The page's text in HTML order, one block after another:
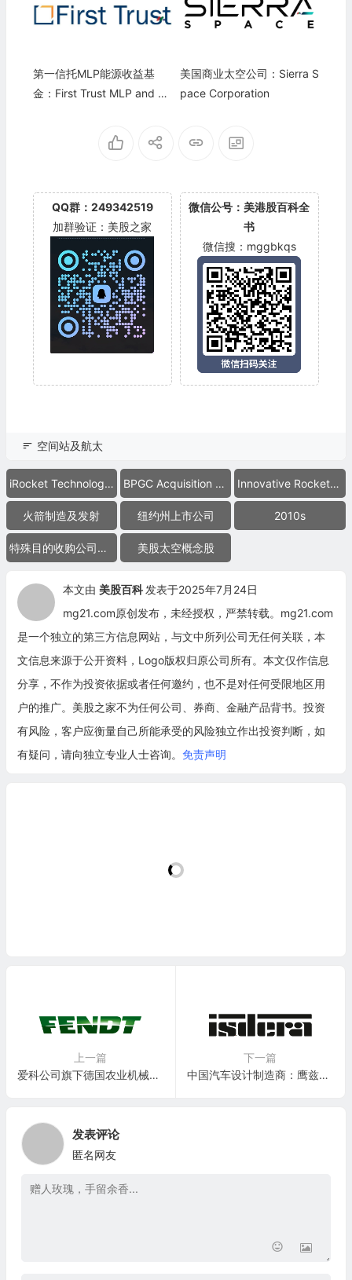
第一信托MLP能源收益基
金：First Trust MLP and En
美国商业太空公司：Sierra S
pace Corporation
QQ群：249342519
加群验证：美股之家
微信公号：美港股百科全
书
微信搜：mggbkqs
空间站及航太
iRocket Technologies Inc. BPGC Acquisition Corp. Innovative Rocket Technologies Inc.
火箭制造及发射 纽约州上市公司 2010s
特殊目的收购公司合并上市 美股太空概念股
本文由 美股百科 发表于2025年7月24日
mg21.com原创发布，未经授权，严禁转载。mg21.com
是一个独立的第三方信息网站，与文中所列公司无任何关联，本
文信息来源于公开资料，Logo版权归原公司所有。本文仅作信息
分享，不作为投资依据或者任何邀约，也不是对任何受限地区用
户的推广。美股之家不为任何公司、券商、金融产品背书。投资
有风险，客户应衡量自己所能承受的风险独立作出投资判断，如
有疑问，请向独立专业人士咨询。 免责声明
上一篇
爱科公司旗下德国农业机械制造商：芬特 Fendt
下一篇
中国汽车设计制造商：鹰兹公司 Isdera Inc.
发表评论
匿名网友